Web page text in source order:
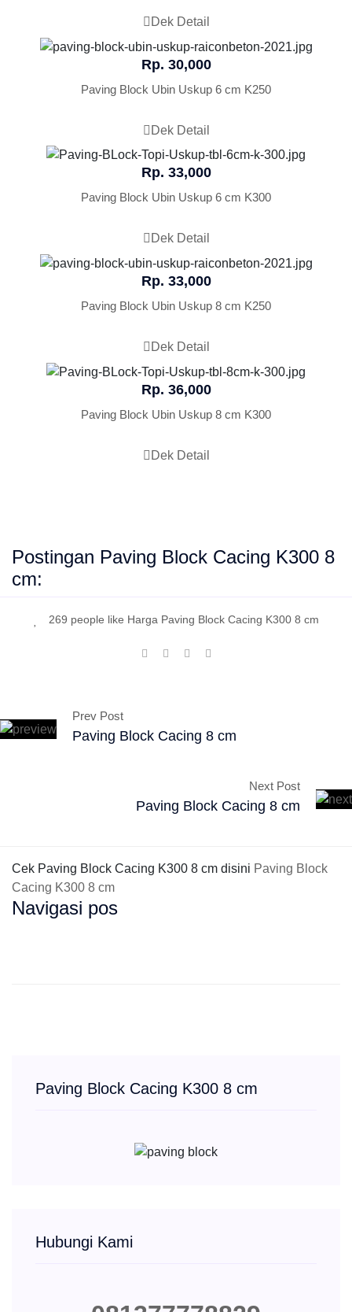
Dek Detail
Rp. 30,000
Paving Block Ubin Uskup 6 cm K250
Dek Detail
Rp. 33,000
Paving Block Ubin Uskup 6 cm K300
Dek Detail
Rp. 33,000
Paving Block Ubin Uskup 8 cm K250
Dek Detail
Rp. 36,000
Paving Block Ubin Uskup 8 cm K300
Dek Detail
Postingan Paving Block Cacing K300 8
cm:
269 people like Harga Paving Block Cacing K300 8 cm
Prev Post
Paving Block Cacing 8 cm
Next Post
Paving Block Cacing 8 cm
Cek Paving Block Cacing K300 8 cm disini Paving Block
Cacing K300 8 cm
Navigasi pos
Paving Block Cacing K300 8 cm
Hubungi Kami